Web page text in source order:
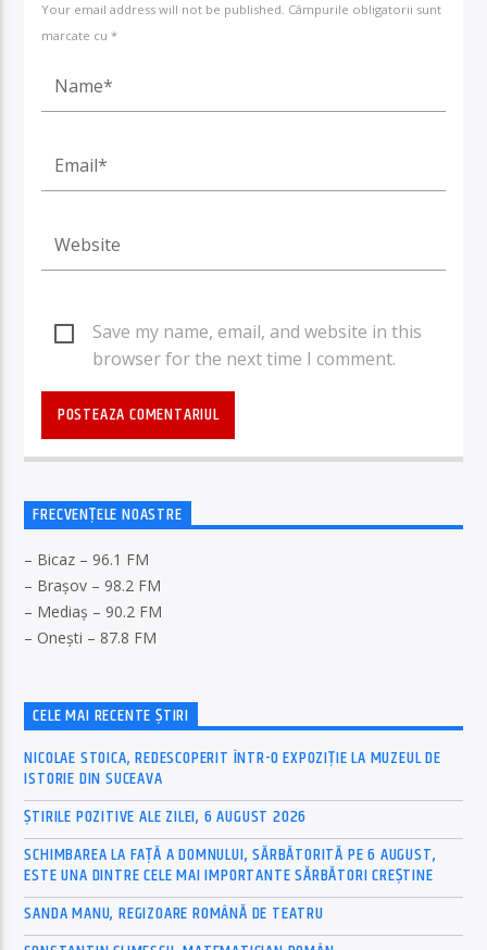
Your email address will not be published. Câmpurile obligatorii sunt
marcate cu *
Save my name, email, and website in this
browser for the next time I comment.
FRECVENȚELE NOASTRE
– Bicaz – 96.1 FM
– Brașov – 98.2 FM
– Mediaș – 90.2 FM
– Onești – 87.8 FM
CELE MAI RECENTE ȘTIRI
NICOLAE STOICA, REDESCOPERIT ÎNTR-O EXPOZIȚIE LA MUZEUL DE
ISTORIE DIN SUCEAVA
ȘTIRILE POZITIVE ALE ZILEI, 6 AUGUST 2026
SCHIMBAREA LA FAȚĂ A DOMNULUI, SĂRBĂTORITĂ PE 6 AUGUST,
ESTE UNA DINTRE CELE MAI IMPORTANTE SĂRBĂTORI CREȘTINE
SANDA MANU, REGIZOARE ROMÂNĂ DE TEATRU